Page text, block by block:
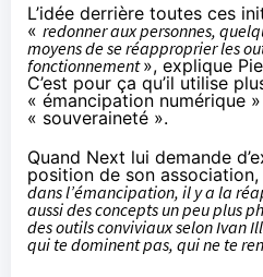
L’idée derrière toutes ces
« redonner aux personnes,
moyens de se réapproprier les
fonctionnement», explique
C’est pour ça qu’il utilise
« émancipation numérique
« souveraineté ».
Quand Next lui demande
position de son
dans l’émancipation, il y a la
aussi des concepts un peu plus
des outils conviviaux selon Ivan
qui te dominent pas, qui ne te